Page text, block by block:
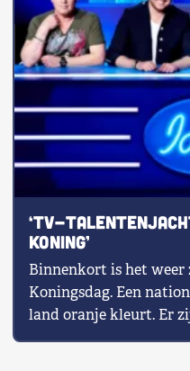
‘Tv-
koning’
Binnenkort is het weer
Koningsdag. Een
land oranje kleurt. Er